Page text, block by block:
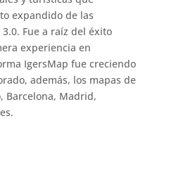
expandido de las
Fue a raíz del éxito
experiencia en
IgersMap fue creciendo
además, los mapas de
Barcelona, Madrid,